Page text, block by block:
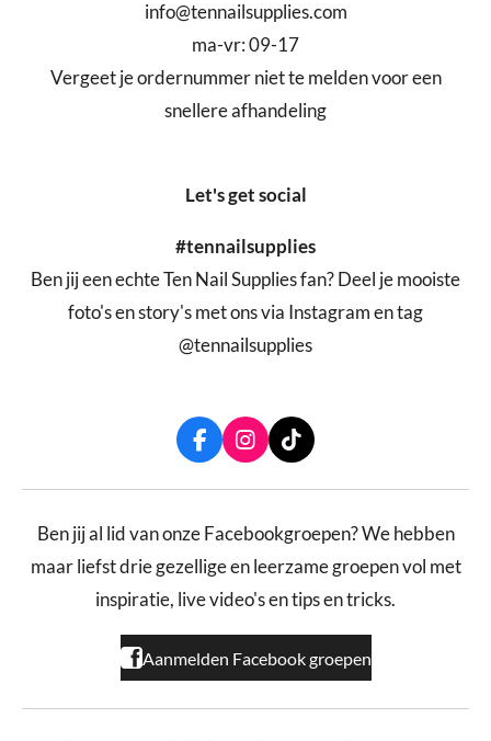
info@tennailsupplies.com
ma-vr: 09-17
Vergeet je ordernummer niet te melden voor een
snellere afhandeling
Let's get social
#tennailsupplies
Ben jij een echte Ten Nail Supplies fan? Deel je mooiste
foto's en story's met ons via Instagram en tag
@tennailsupplies
F
a
c
b
o
k
I
n
s
a
r
a
T
i
k
o
Ben jij al lid van onze Facebookgroepen? We hebben
maar liefst drie gezellige en leerzame groepen vol met
inspiratie, live video's en tips en tricks.
Aanmelden Facebook groepen